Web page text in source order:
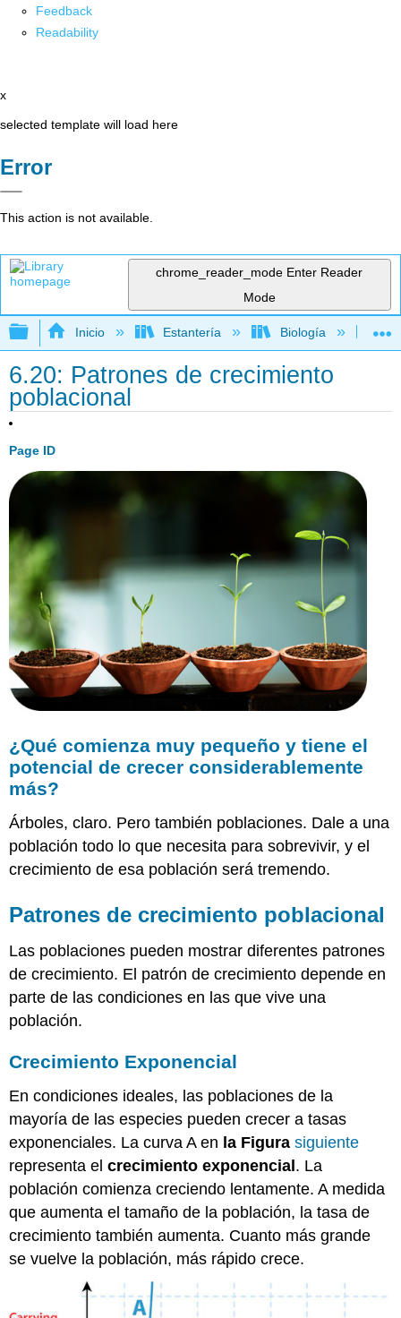
Feedback
Readability
x
selected template will load here
Error
This action is not available.
chrome_reader_mode Enter Reader
Mode
Expandir/contraer jerarquía global
Inicio Estantería Biología
6.20: Patrones de crecimiento
poblacional
Page ID
¿Qué comienza muy pequeño y tiene el
potencial de crecer considerablemente
más?
Árboles, claro. Pero también poblaciones. Dale a una
población todo lo que necesita para sobrevivir, y el
crecimiento de esa población será tremendo.
Patrones de crecimiento poblacional
Las poblaciones pueden mostrar diferentes patrones
de crecimiento. El patrón de crecimiento depende en
parte de las condiciones en las que vive una
población.
Crecimiento Exponencial
En condiciones ideales, las poblaciones de la
mayoría de las especies pueden crecer a tasas
exponenciales. La curva A en la Figura siguiente
representa elcrecimiento exponencial. La
población comienza creciendo lentamente. A medida
que aumenta el tamaño de la población, la tasa de
crecimiento también aumenta. Cuanto más grande
se vuelve la población, más rápido crece.